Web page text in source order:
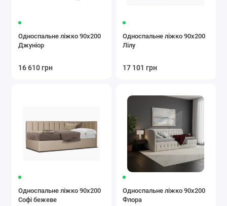
Односпальне ліжко 90x200
Джуніор
16 610 грн
Односпальне ліжко 90x200
Лілу
17 101 грн
Односпальне ліжко 90x200
Софі бежеве
Односпальне ліжко 90x200
Флора